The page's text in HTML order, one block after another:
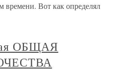
времени. Вот как определял
ОБЩАЯ